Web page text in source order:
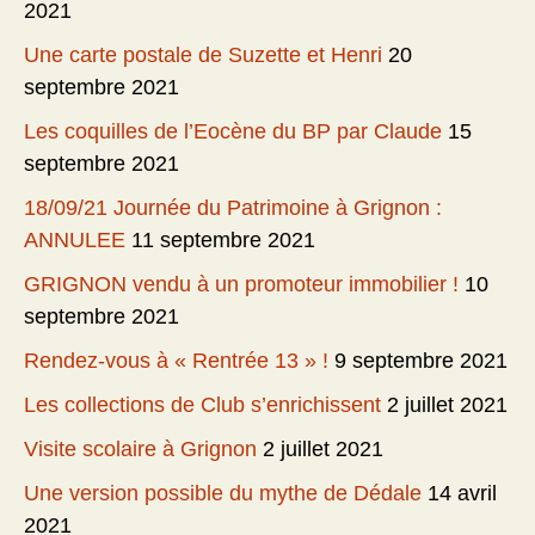
2021
Une carte postale de Suzette et Henri 20
septembre 2021
Les coquilles de l’Eocène du BP par Claude 15
septembre 2021
18/09/21 Journée du Patrimoine à Grignon :
ANNULEE 11 septembre 2021
GRIGNON vendu à un promoteur immobilier ! 10
septembre 2021
Rendez-vous à « Rentrée 13 » ! 9 septembre 2021
Les collections de Club s’enrichissent 2 juillet 2021
Visite scolaire à Grignon 2 juillet 2021
Une version possible du mythe de Dédale 14 avril
2021